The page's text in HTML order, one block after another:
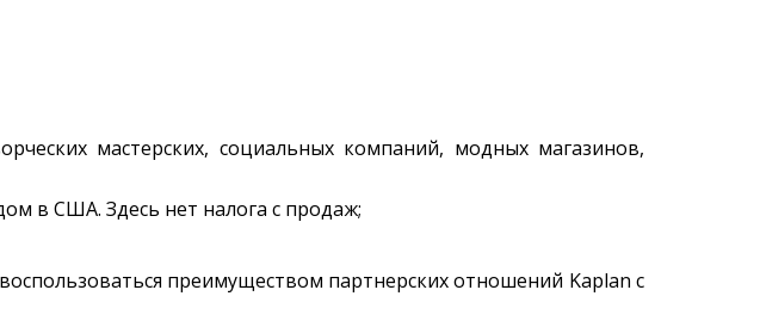
мастерских, социальных компаний, модных магазинов,
в США. Здесь нет налога с продаж;
преимуществом партнерских отношений Kaplan c